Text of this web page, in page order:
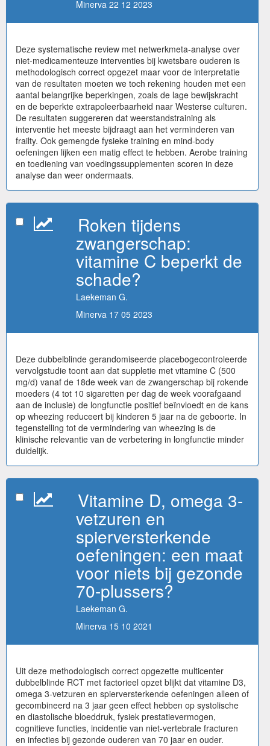
Minerva 22 12 2023
Deze systematische review met netwerkmeta-analyse over
niet-medicamenteuze interventies bij kwetsbare ouderen is
methodologisch correct opgezet maar voor de interpretatie
van de resultaten moeten we toch rekening houden met een
aantal belangrijke beperkingen, zoals de lage bewijskracht
en de beperkte extrapoleerbaarheid naar Westerse culturen.
De resultaten suggereren dat weerstandstraining als
interventie het meeste bijdraagt aan het verminderen van
frailty. Ook gemengde fysieke training en mind-body
oefeningen lijken een matig effect te hebben. Aerobe training
en toediening van voedingssupplementen scoren in deze
analyse dan weer ondermaats.
Roken tijdens
zwangerschap:
vitamine C beperkt de
schade?
Laekeman G.
Minerva 17 05 2023
Deze dubbelblinde gerandomiseerde placebogecontroleerde
vervolgstudie toont aan dat suppletie met vitamine C (500
mg/d) vanaf de 18de week van de zwangerschap bij rokende
moeders (4 tot 10 sigaretten per dag de week voorafgaand
aan de inclusie) de longfunctie positief beïnvloedt en de kans
op wheezing reduceert bij kinderen 5 jaar na de geboorte. In
tegenstelling tot de vermindering van wheezing is de
klinische relevantie van de verbetering in longfunctie minder
duidelijk.
Vitamine D, omega 3-
vetzuren en
spierversterkende
oefeningen: een maat
voor niets bij gezonde
70-plussers?
Laekeman G.
Minerva 15 10 2021
Uit deze methodologisch correct opgezette multicenter
dubbelblinde RCT met factorieel opzet blijkt dat vitamine D3,
omega 3-vetzuren en spierversterkende oefeningen alleen of
gecombineerd na 3 jaar geen effect hebben op systolische
en diastolische bloeddruk, fysiek prestatievermogen,
cognitieve functies, incidentie van niet-vertebrale fracturen
en infecties bij gezonde ouderen van 70 jaar en ouder.